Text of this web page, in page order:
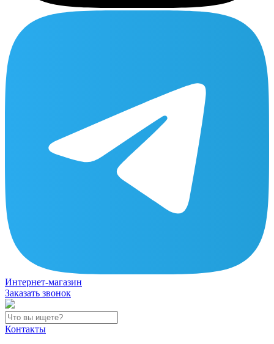
Интернет-магазин
Заказать звонок
Контакты